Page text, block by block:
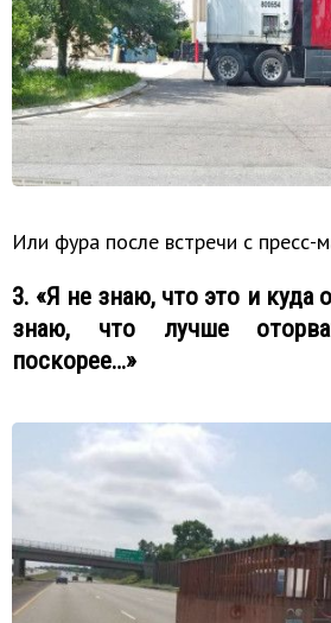
Или фура после встречи с
3. «Я не знаю, что это и куда
знаю, что лучше
поскорее…»